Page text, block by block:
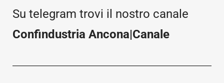
Su telegram trovi il nostro canale
Confindustria Ancona|Canale